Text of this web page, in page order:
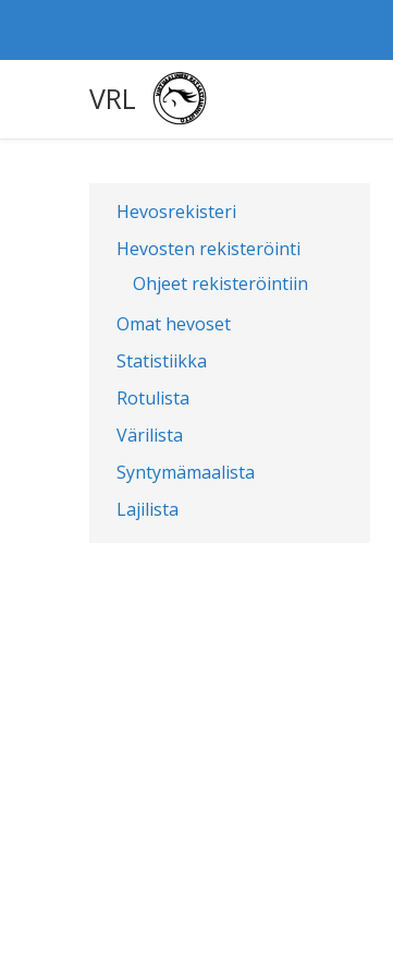
VRL
Hevosrekisteri
Hevosten rekisteröinti
Ohjeet rekisteröintiin
Omat hevoset
Statistiikka
Rotulista
Värilista
Syntymämaalista
Lajilista